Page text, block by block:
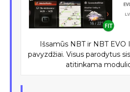
Išsamūs NBT ir NBT EVO
pavyzdžiai. Visus parodytus
atitinkama